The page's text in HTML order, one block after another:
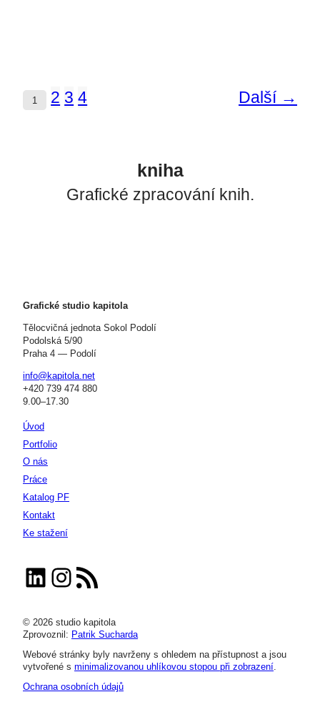
1 2 3 4 Další →
kniha
Grafické zpracování knih.
Grafické studio kapitola
Tělocvičná jednota Sokol Podolí
Podolská 5/90
Praha 4 — Podolí
info@kapitola.net
+420 739 474 880
9.00–17.30
Úvod
Portfolio
O nás
Práce
Katalog PF
Kontakt
Ke stažení
LinkedIn Instagram RSS zdroj
© 2026 studio kapitola
Zprovoznil: Patrik Sucharda
Webové stránky byly navrženy s ohledem na přístupnost a jsou
vytvořené s minimalizovanou uhlíkovou stopou při zobrazení
Ochrana osobních údajů